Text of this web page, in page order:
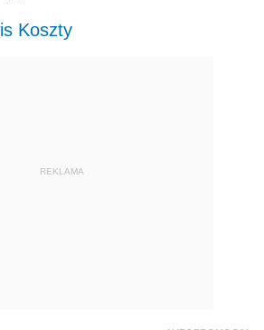
Koszty
REKLAMA